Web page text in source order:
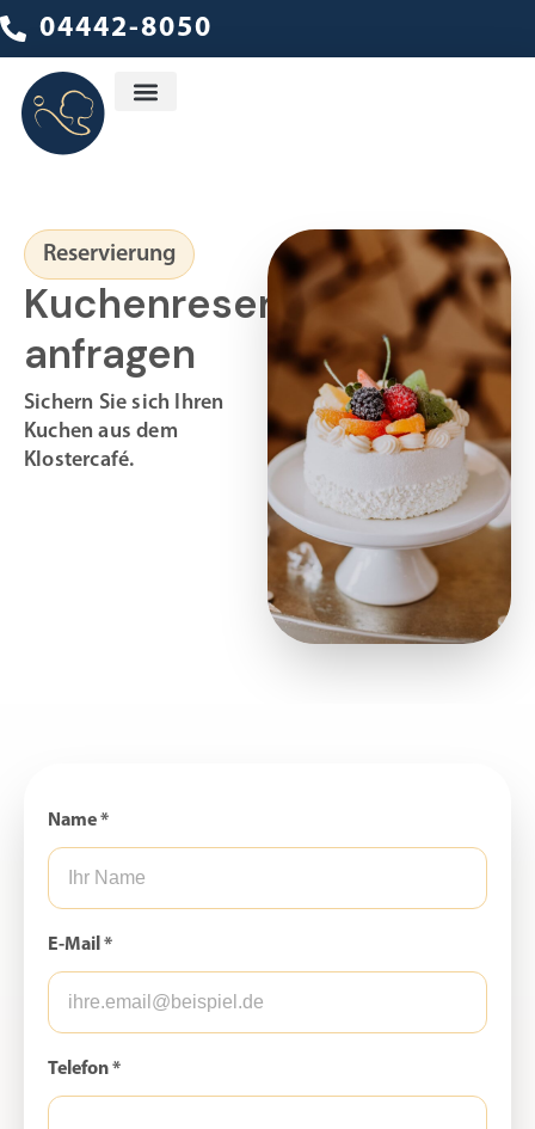
04442-8050
Reservierung
Kuchenreservierung
anfragen
Sichern Sie sich Ihren
Kuchen aus dem
Klostercafé.
Name *
E-Mail *
Telefon *